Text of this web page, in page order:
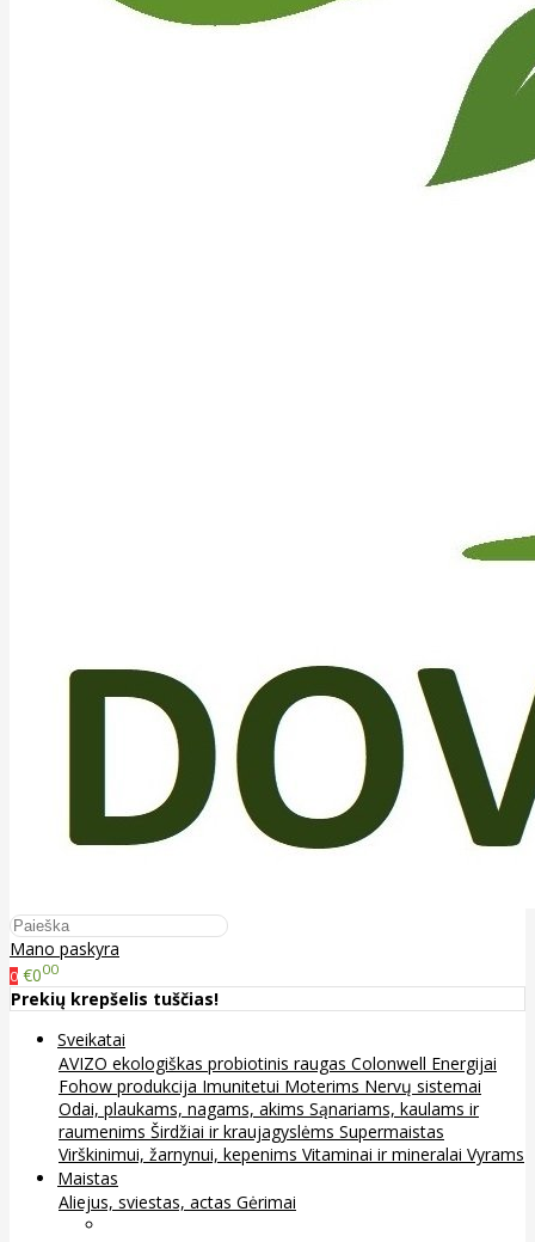
Mano paskyra
0 €000
Prekių krepšelis tuščias!
Sveikatai
AVIZO ekologiškas probiotinis raugas Colonwell Energijai
Fohow produkcija Imunitetui Moterims Nervų sistemai
Odai, plaukams, nagams, akims Sąnariams, kaulams ir
raumenims Širdžiai ir kraujagyslėms Supermaistas
Virškinimui, žarnynui, kepenims Vitaminai ir mineralai Vyrams
Maistas
Aliejus, sviestas, actas Gėrimai